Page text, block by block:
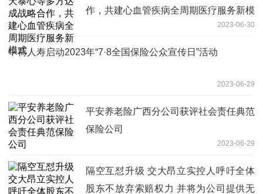
作，共建心血管疾病全周期医疗服务新模
2023-06-30
中荷人寿启动2023年“7·8全国保险公众宣传日”活动
2023-06-29
平安养老险广西分公司获评社会责任典范
保险公司
2023-06-29
隔空互怼升级 交大昂立实控人呼吁全体
股东不放弃索赔权力 并将为公司提供无